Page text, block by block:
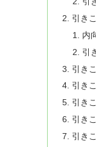
引き
内
引
引き
引き
引き
引き
引き